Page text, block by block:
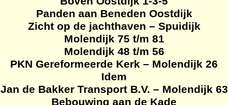
Panden aan Beneden Oostdijk
Zicht op de jachthaven – Spuidijk
Molendijk 75 t/m 81
Molendijk 48 t/m 56
PKN Gereformeerde Kerk – Molendijk 26
Idem
Jan de Bakker Transport B.V. – Molendijk 63
Bebouwing aan de Kade